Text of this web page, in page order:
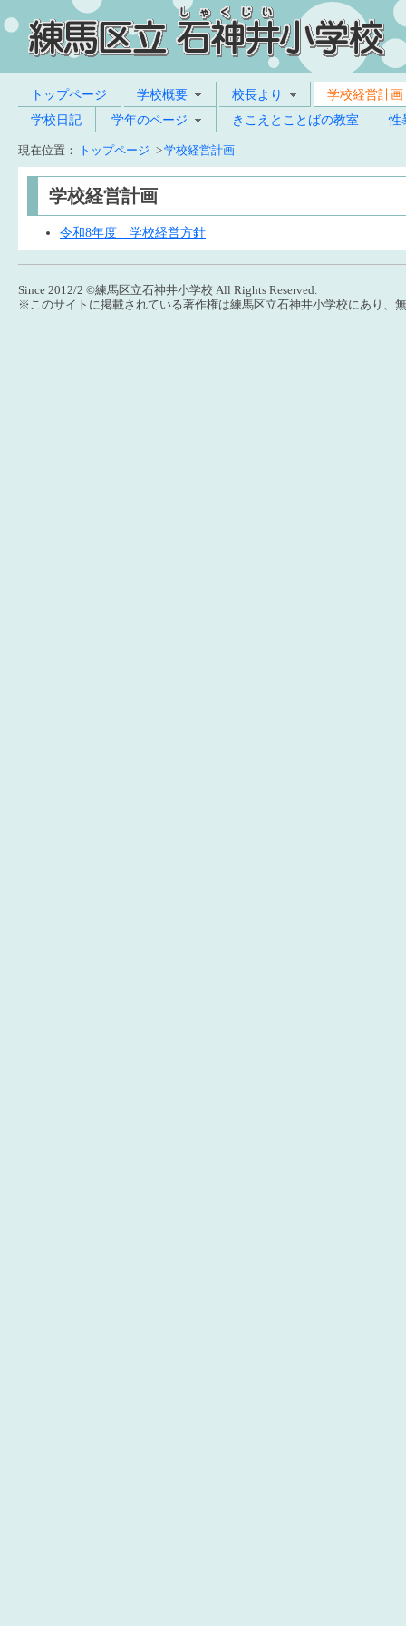
トップページ 学校概要 校長より
学校経営計画
学校日記
学年のページ きこえとことばの教室 性
現在位置： トップページ >学校経営計画
学校経営計画
令和8年度 学校経営方針
Since 2012/2 ©練馬区立石神井小学校 All Rights Reserved.
※このサイトに掲載されている著作権は練馬区立石神井小学校にあり、